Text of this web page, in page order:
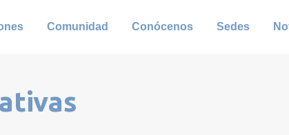
Comunidad Conócenos Sedes